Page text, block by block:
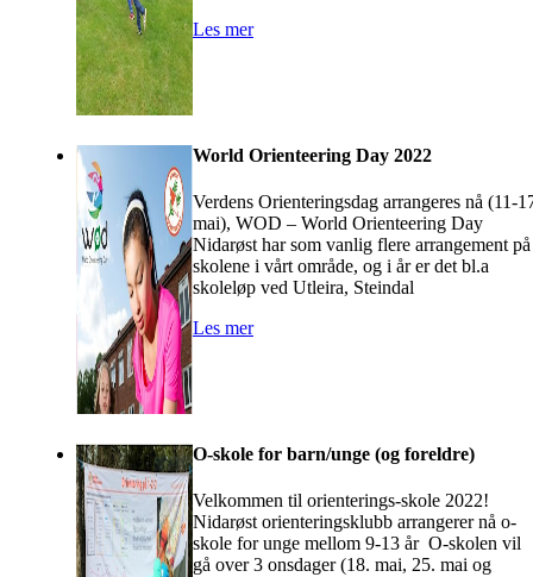
Les mer
World Orienteering Day 2022
Verdens Orienteringsdag arrangeres nå (11-
mai), WOD – World Orienteering Day
Nidarøst har som vanlig flere arrangement på
skolene i vårt område, og i år er det bl.a
skoleløp ved Utleira, Steindal
Les mer
O-skole for barn/unge (og foreldre)
Velkommen til orienterings-skole 2022!
Nidarøst orienteringsklubb arrangerer nå o-
skole for unge mellom 9-13 år O-skolen vil
gå over 3 onsdager (18. mai, 25. mai og